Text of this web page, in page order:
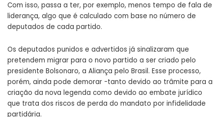
Com isso, passa a ter, por exemplo, menos tempo de fala de
liderança, algo que é calculado com base no número de
deputados de cada partido.
Os deputados punidos e advertidos já sinalizaram que
pretendem migrar para o novo partido a ser criado pelo
presidente Bolsonaro, a Aliança pelo Brasil. Esse processo,
porém, ainda pode demorar -tanto devido ao trâmite para a
criação da nova legenda como devido ao embate jurídico
que trata dos riscos de perda do mandato por infidelidade
partidária.